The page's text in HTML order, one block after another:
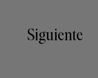
Siguiente